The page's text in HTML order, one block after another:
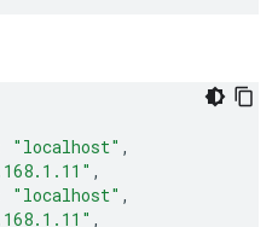
"localhost" ,
,
"localhost" ,
,